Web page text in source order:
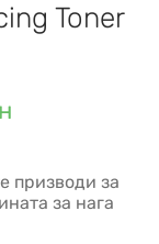
Toner
призводи за
за нага